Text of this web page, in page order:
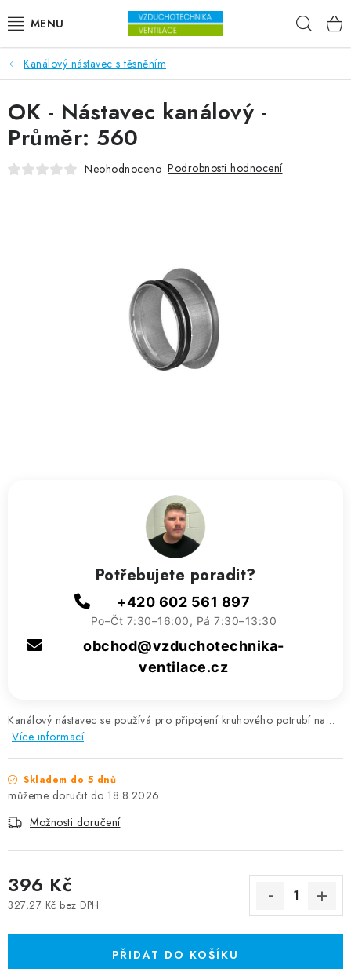
VENTILÁTORY
VZDUCHOTECHNIKA
REKUPERACE
ZVLHČOVAČE VZDUCHU PRŮMYSLOVÉ
Kontakty
Kanálový nástavec s těsněním
Kanálový nástavec se používá pro připojení kruhového potrubí na…
Více informací
Skladem do 5 dnů
18.8.2026
Možnosti doručení
396 Kč
327,27 Kč bez DPH
PŘIDAT DO KOŠÍKU
OK - Nástavec kanálový -
Průměr: 560
Neohodnoceno Podrobnosti hodnocení
Potřebujete poradit?
+420 602 561 897
Po–Čt 7:30–16:00, Pá 7:30–13:30
obchod@vzduchotechnika-
ventilace.cz